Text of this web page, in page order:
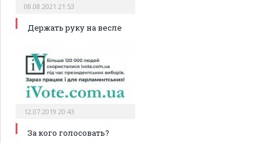
08.08.2021 21:53
Держать руку на весле
12.07.2019 20:43
За кого голосовать?